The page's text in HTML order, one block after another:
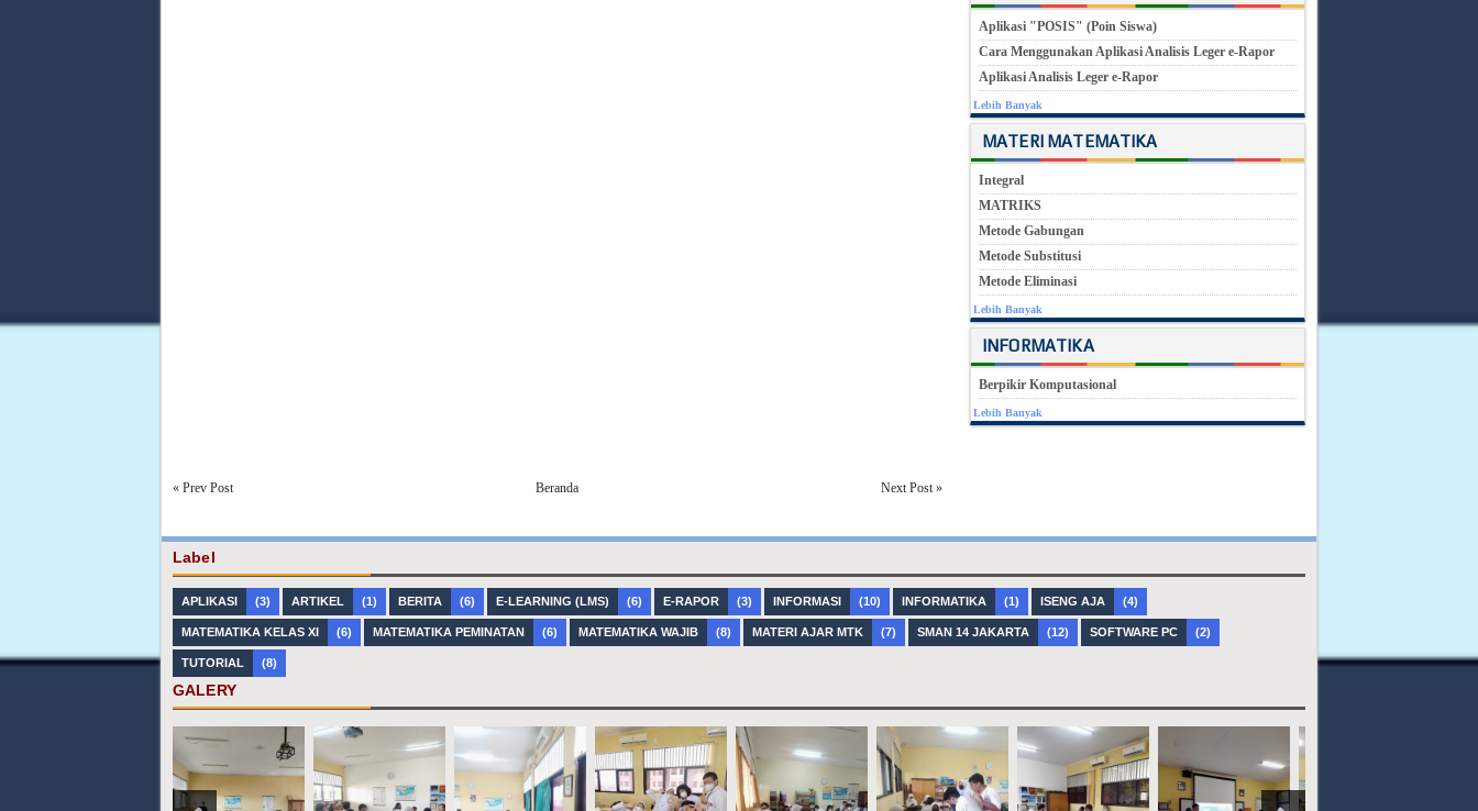
« Prev Post Next Post »
Beranda
Soal ASS Matematika Wajib 2023
Lingkaran
Aplikasi "POSIS" (Poin Siswa)
Cara Menggunakan Aplikasi Analisis Leger e-Rapor
Aplikasi Analisis Leger e-Rapor
Lebih Banyak
MATERI MATEMATIKA
Integral
MATRIKS
Metode Gabungan
Metode Substitusi
Metode Eliminasi
Lebih Banyak
INFORMATIKA
Berpikir Komputasional
Lebih Banyak
Label
APLIKASI (3) ARTIKEL (1) BERITA (6) E-LEARNING (LMS) (6) E-RAPOR (3) INFORMASI (10) INFORMATIKA (1) ISENG AJA (4)
MATEMATIKA KELAS XI (6) MATEMATIKA PEMINATAN (6) MATEMATIKA WAJIB (8) MATERI AJAR MTK (7) SMAN 14 JAKARTA (12) SOFTWARE PC (2)
TUTORIAL (8)
GALERY